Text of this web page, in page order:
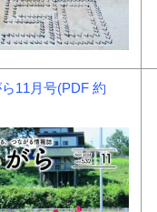
11月号(PDF 約